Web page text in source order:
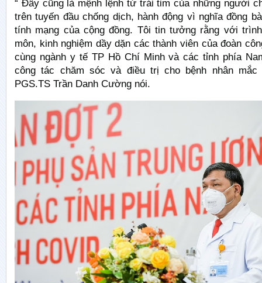
“ Đây cũng là mệnh lệnh từ trái tim của những người
trên tuyến đầu chống dịch, hành động vì nghĩa đồng
tính mạng của cộng đồng. Tôi tin tưởng rằng với
môn, kinh nghiệm dầy dặn các thành viên của đoàn
cùng ngành y tế TP Hồ Chí Minh và các tỉnh phía
công tác chăm sóc và điều trị cho bệnh nhân mắc
PGS.TS Trần Danh Cường nói.